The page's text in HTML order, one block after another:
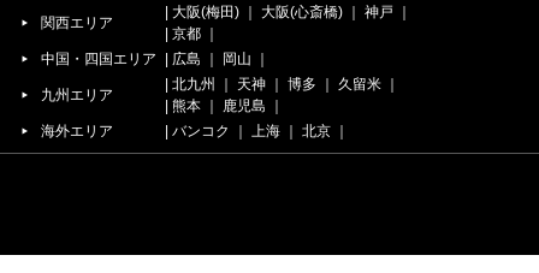
関西エリア
| 大阪(梅田) ｜ 大阪(心斎橋) ｜ 神戸 ｜
| 京都 ｜
中国・四国エリア
| 広島 ｜ 岡山 ｜
九州エリア
| 北九州 ｜ 天神 ｜ 博多 ｜ 久留米 ｜
| 熊本 ｜ 鹿児島 ｜
海外エリア
| バンコク ｜ 上海 ｜ 北京 ｜